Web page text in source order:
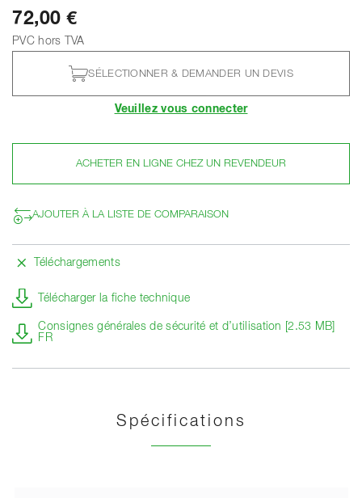
72,00 €
PVC hors TVA
SÉLECTIONNER & DEMANDER UN DEVIS
Veuillez vous connecter
ACHETER EN LIGNE CHEZ UN REVENDEUR
AJOUTER À LA LISTE DE COMPARAISON
Téléchargements
Télécharger la fiche technique
Consignes générales de sécurité et d’utilisation [2.53 MB]
FR
Spécifications